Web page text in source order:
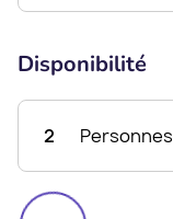
Disponibilité
2 Personnes